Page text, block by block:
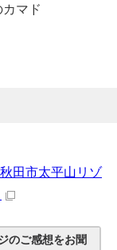
マド
田市太平山リゾ
のご感想をお聞